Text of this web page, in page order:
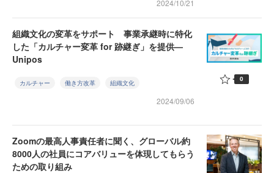
2024/10/21
組織文化の変革をサポート 事業承継時に特化
した「カルチャー変革 for 跡継ぎ」を提供—
Unipos
カルチャー 働き方改革 組織文化
2024/09/06
0
Zoomの最高人事責任者に聞く、グローバル約
8000人の社員にコアバリューを体現してもらう
ための取り組み